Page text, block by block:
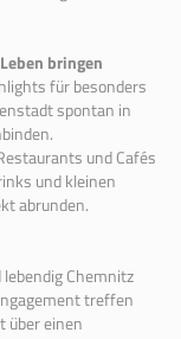
bringen
für besonders
spontan in
und Cafés
und kleinen
abrunden.
Chemnitz
treffen
über einen